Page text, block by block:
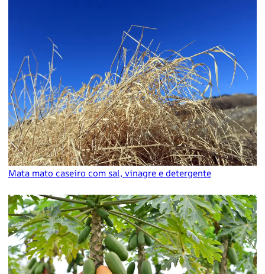
Mata mato caseiro com sal, vinagre e detergente